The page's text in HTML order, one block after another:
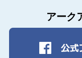
アーク